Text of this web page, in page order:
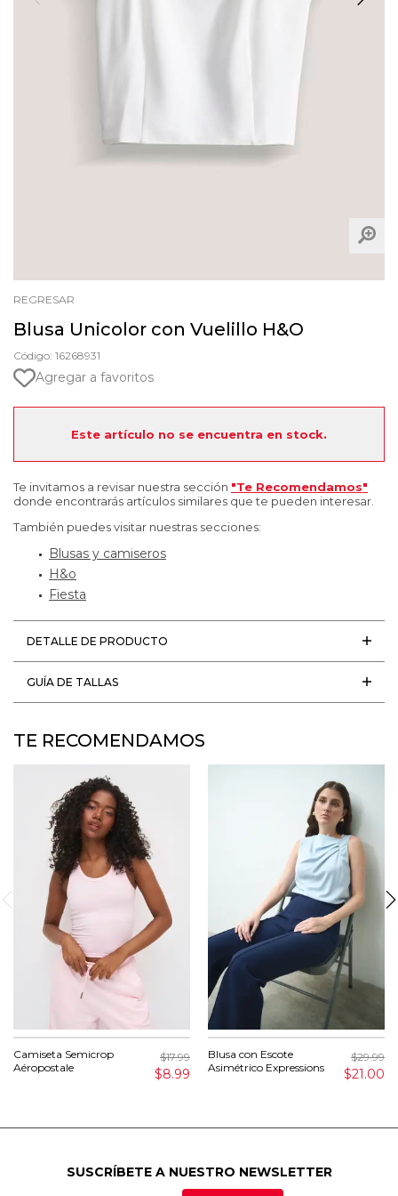
REGRESAR
Blusa Unicolor con Vuelillo H&O
Código: 16268931
Agregar a favoritos
Este artículo no se encuentra en stock.
Te invitamos a revisar nuestra sección "Te Recomendamos"
donde encontrarás artículos similares que te pueden interesar.
También puedes visitar nuestras secciones:
Blusas y camiseros
H&o
Fiesta
DETALLE DE PRODUCTO
GUÍA DE TALLAS
TE RECOMENDAMOS
Camiseta Semicrop
Aéropostale
$17.99
$8.99
Blusa con Escote
Asimétrico Expressions
$29.99
$21.00
SUSCRÍBETE A NUESTRO NEWSLETTER